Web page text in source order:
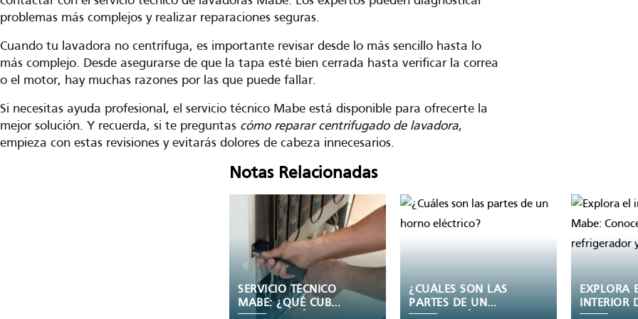
problemas más complejos y realizar reparaciones seguras.
Cuando tu lavadora no centrifuga, es importante revisar desde lo más sencillo hasta lo
más complejo. Desde asegurarse de que la tapa esté bien cerrada hasta verificar la correa
o el motor, hay muchas razones por las que puede fallar.
Si necesitas ayuda profesional, el servicio técnico Mabe está disponible para ofrecerte la
mejor solución. Y recuerda, si te preguntas cómo reparar centrifugado de lavadora,
empieza con estas revisiones y evitarás dolores de cabeza innecesarios.
Notas Relacionadas
SERVICIO TÉCNICO
MABE: ¿QUÉ CUBRE
¿CUÁLES SON LAS
PARTES DE UN
EXPLORA
INTERIOR